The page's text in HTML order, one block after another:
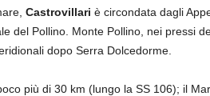
Castrovillari è circondata dagli
del Pollino. Monte Pollino, nei pressi
dopo Serra Dolcedorme.
più di 30 km (lungo la SS 106); il